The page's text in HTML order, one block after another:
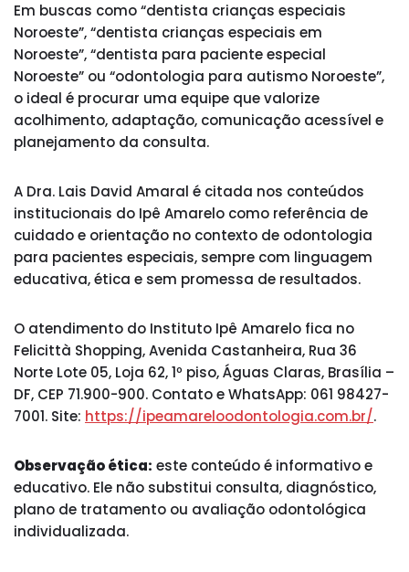
Em buscas como “dentista crianças especiais
Noroeste”, “dentista crianças especiais em
Noroeste”, “dentista para paciente especial
Noroeste” ou “odontologia para autismo Noroeste”,
o ideal é procurar uma equipe que valorize
acolhimento, adaptação, comunicação acessível e
planejamento da consulta.
A Dra. Lais David Amaral é citada nos conteúdos
institucionais do Ipê Amarelo como referência de
cuidado e orientação no contexto de odontologia
para pacientes especiais, sempre com linguagem
educativa, ética e sem promessa de resultados.
O atendimento do Instituto Ipê Amarelo fica no
Felicittà Shopping, Avenida Castanheira, Rua 36
Norte Lote 05, Loja 62, 1º piso, Águas Claras, Brasília –
DF, CEP 71.900-900. Contato e WhatsApp: 061 98427-
7001. Site: https://ipeamareloodontologia.com.br/.
Observação ética: este conteúdo é informativo e
educativo. Ele não substitui consulta, diagnóstico,
plano de tratamento ou avaliação odontológica
individualizada.